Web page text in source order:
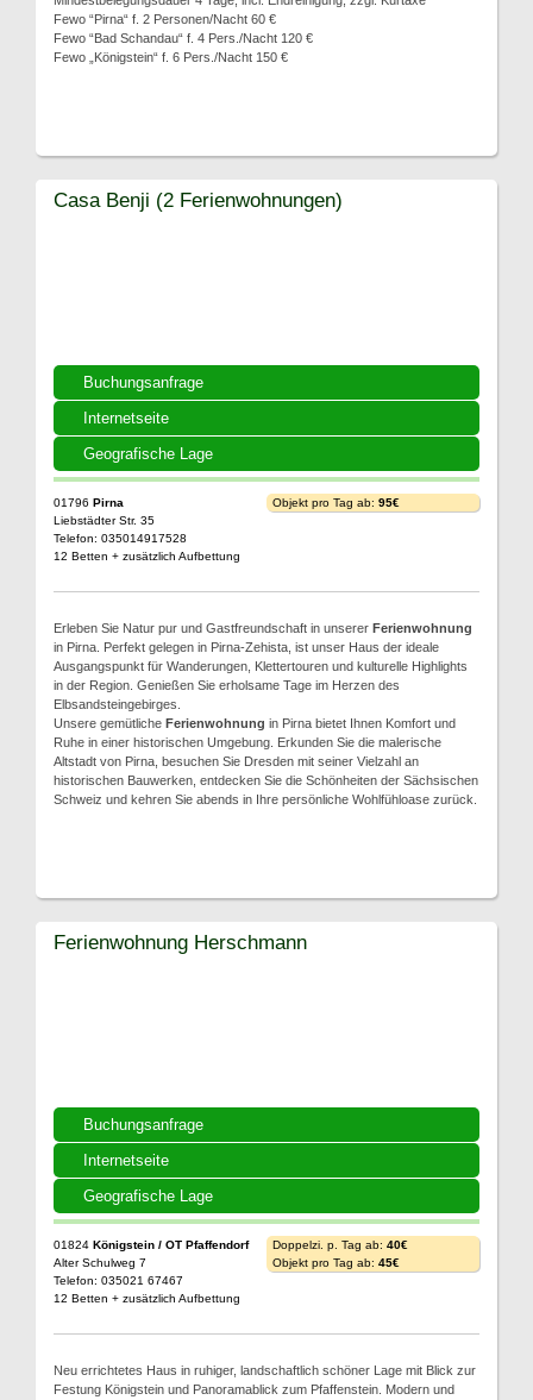
Fewo “Pirna“ f. 2 Personen/Nacht 60 €
Fewo “Bad Schandau“ f. 4 Pers./Nacht 120 €
Fewo „Königstein“ f. 6 Pers./Nacht 150 €
Buchungsanfrage
Internetseite
Geografische Lage
Casa Benji (2 Ferienwohnungen)
01796 Pirna
Liebstädter Str. 35
Telefon: 035014917528
12 Betten + zusätzlich Aufbettung
Objekt pro Tag ab: 95€
Erleben Sie Natur pur und Gastfreundschaft in unserer Ferienwohnung
in Pirna. Perfekt gelegen in Pirna-Zehista, ist unser Haus der ideale
Ausgangspunkt für Wanderungen, Klettertouren und kulturelle Highlights
in der Region. Genießen Sie erholsame Tage im Herzen des
Elbsandsteingebirges.
Unsere gemütliche Ferienwohnung in Pirna bietet Ihnen Komfort und
Ruhe in einer historischen Umgebung. Erkunden Sie die malerische
Altstadt von Pirna, besuchen Sie Dresden mit seiner Vielzahl an
historischen Bauwerken, entdecken Sie die Schönheiten der Sächsischen
Schweiz und kehren Sie abends in Ihre persönliche Wohlfühloase zurück.
Buchungsanfrage
Internetseite
Geografische Lage
Ferienwohnung Herschmann
01824 Königstein / OT Pfaffendorf
Alter Schulweg 7
Telefon: 035021 67467
12 Betten + zusätzlich Aufbettung
Doppelzi. p. Tag ab: 40€
Objekt pro Tag ab: 45€
Neu errichtetes Haus in ruhiger, landschaftlich schöner Lage mit Blick zur
Festung Königstein und Panoramablick zum Pfaffenstein. Modern und